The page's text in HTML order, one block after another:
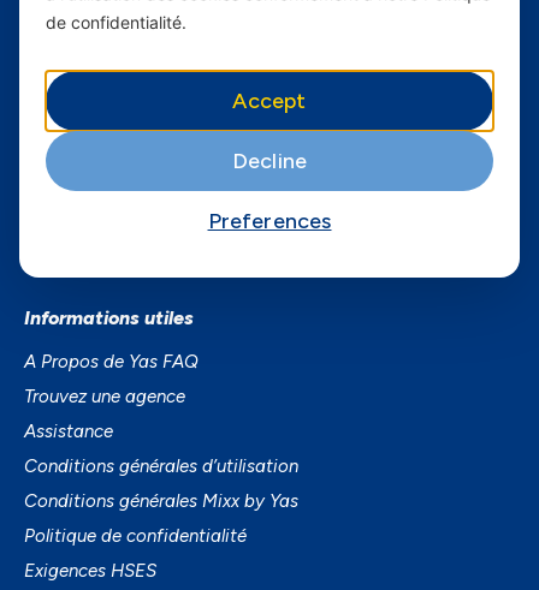
Services
Services Mobiles
Fibre
Informations utiles
A Propos de Yas FAQ
Trouvez une agence
Assistance
Conditions générales d’utilisation
Conditions générales Mixx by Yas
Politique de confidentialité
Exigences HSES
de confidentialité.
Accept
Decline
Preferences